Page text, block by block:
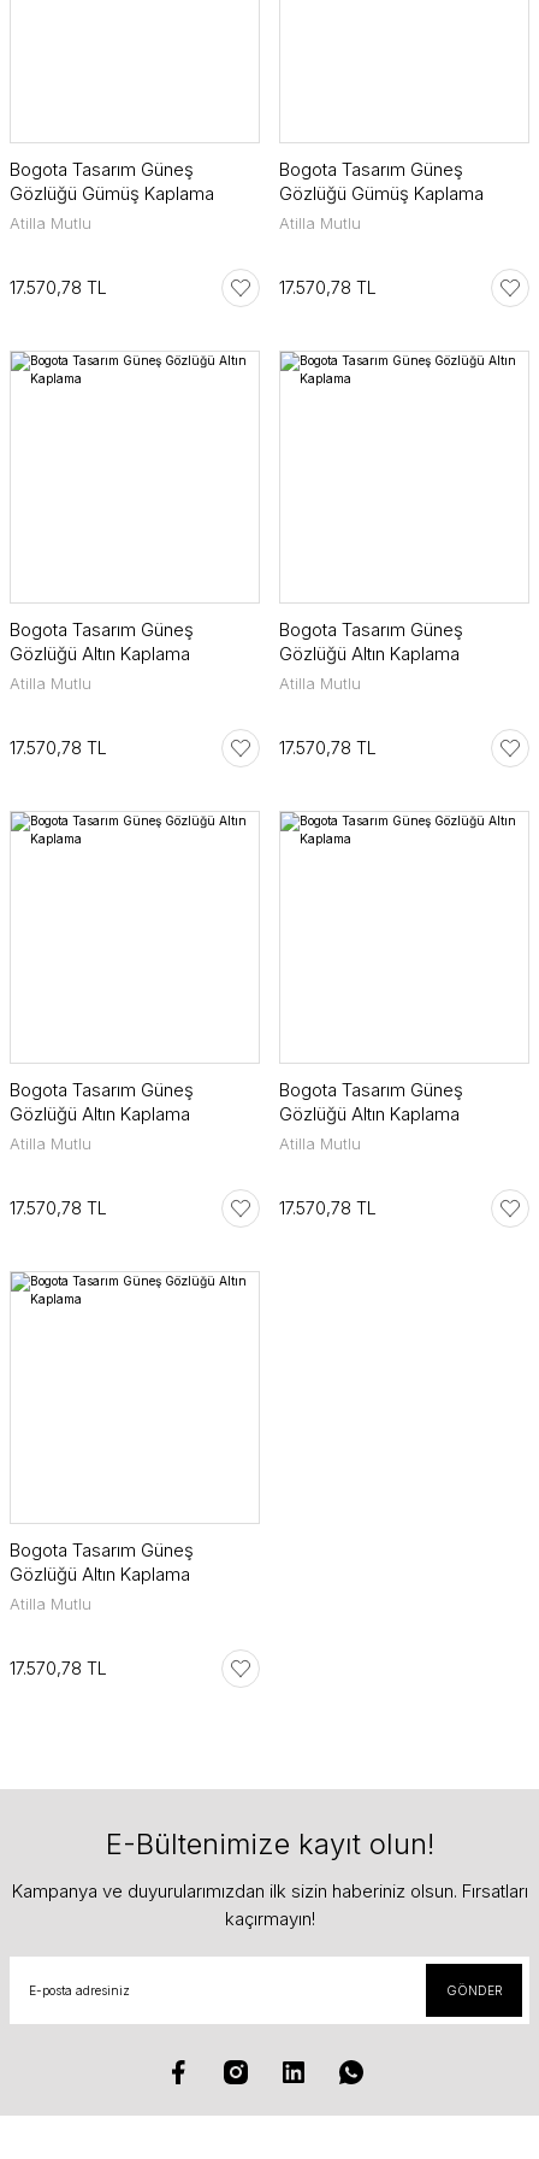
Bogota Tasarım Güneş
Gözlüğü Gümüş Kaplama
Atilla Mutlu
17.570,78 TL
Bogota Tasarım Güneş
Gözlüğü Gümüş Kaplama
Atilla Mutlu
17.570,78 TL
Bogota Tasarım Güneş
Gözlüğü Altın Kaplama
Atilla Mutlu
17.570,78 TL
Bogota Tasarım Güneş
Gözlüğü Altın Kaplama
Atilla Mutlu
17.570,78 TL
Bogota Tasarım Güneş
Gözlüğü Altın Kaplama
Atilla Mutlu
17.570,78 TL
Bogota Tasarım Güneş
Gözlüğü Altın Kaplama
Atilla Mutlu
17.570,78 TL
Bogota Tasarım Güneş
Gözlüğü Altın Kaplama
Atilla Mutlu
17.570,78 TL
E-Bültenimize kayıt olun!
Kampanya ve duyurularımızdan ilk sizin haberiniz olsun. Fırsatları
kaçırmayın!
GÖNDER